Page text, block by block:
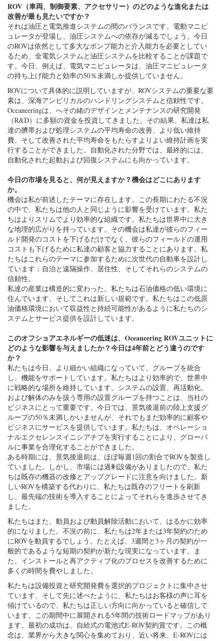
ROV（車両、制御要素、アクセサリー）のどのような進化または
改善が最も見たいですか？
それは油圧と電気推進システムの間のバランスです。電動マニピ
ュレータが登場し、油圧システムへの依存が減るでしょう。今日
のROVは依然として多大なポンプ能力と介入能力を必要としてい
るため、全電気システムと油圧システムを比較することが課題で
す。今日、例えば、電気マニピュレータは、油圧マニピュレータ
の持ち上げ能力と効率の50％未満しか提供していません。
ROVについて具体的に説明していますが、ROVシステムの重要な要
素は、深海アンビリカルのハンドリングシステムと信頼性です。
Oceaneeringは、へその緒のデザインとメンテナンスの研究開発
（R&D）に多額の資金を投資してきました。その結果、私達は私
達の臍帯および処理システムの平均寿命の改善、より低い維持
費、そして改善された平均寿命をもたらすよりよい維持計画を実
行することができました。自動化された分野では、最終的には、
自動化された起動および回復システムにも向かっています。
今日の市場を見ると、何が見えますか？機会はどこにあります
か。
機会は私が前述したテーマに存在します。この長期にわたる不況
の中で、私たちは他の人と同じように影響を受けています。私た
ちはよりスリムでより効率的な組織です。私たちは世界中に大き
な地理的広がりを持っています。その機会は私達が彼らのフィー
ルド開発のコストを下げるだけでなく、彼らのフィールドの運用
コストも下げるために私達の顧客と協力することにあります。私
たちはこれらのテーマに参加するために次世代の自動車を設計し
ています：自治と遠隔操作、居住性、そしてそれらのシステムの
信頼性。
私達の産業は構造的に変わった。私たちは石油価格の低い環境に
住んでいます、そしてこれは新しい規範です。私たちはこの低原
油価格環境において収益性と持続可能性があるように私たちのシ
ステムとサービス提供を設計しています。
このオフショアエネルギーの低迷は、Oceaneering ROVユニットに
どのような影響を与えましたか？今日は4年前とどう違うのです
か？
私たちは今日、より細かい組織になっていて、グループを統合
し、機能をサポートしています。私たちはより効率的で、世界中
に戦略的な場所を維持しています。システムの設置、再活動化、
および解体のみを扱う専用の設置グループを持つことは、当社の
ビジネスにとって重要です。今日では、景気後退前の陸上支援グ
ループの50％未満しかいませんが、それでもまだ効率的に顧客や
ビジネスにサービスを提供しています。私たちは、オペレーショ
ナルエクセレンスイニシアチブを実行することにより、グローバ
ルに事業を合理化することができました。
ある時期には、景気後退前は、ほぼ毎週1回の割合でROVを製造し
ていました。しかし、市場には過剰設備がありましたので、私た
ちは既存の機器の改修とアップグレードに注意を向けました。新
しいROVを構築する代わりに、私たちは既存のフリートを刷新
し、最先端の技術を導入することによってそれらを進歩させてき
ました。
私たちはまた、動員および動員解除活動において、はるかに効率
的になりました。不況の前に、私たちは2年または3年契約のため
にROVを動員するでしょう。たとえば、3週間と3ヶ月の契約が一
般的であるような短期の契約が新たな現実になっています。ま
た、インストールと再アクティブ化のプロセスを改善するために
多くの時間を費やしました。
私たちは設備投資と研究開発費を選択的プロジェクトに集中させ
ています、そして先に述べたように、私たちはお客様の声に耳を
傾けているので、私たちは正しい方向に向かっていると確信して
います。この期間中に展開される5年間の技術ロードマップがあり
ます。最初の成功は、自給式の電池式E-ROV契約賞です。この概
念は、業界から大きな関心を集めており、近い将来、E-ROVには